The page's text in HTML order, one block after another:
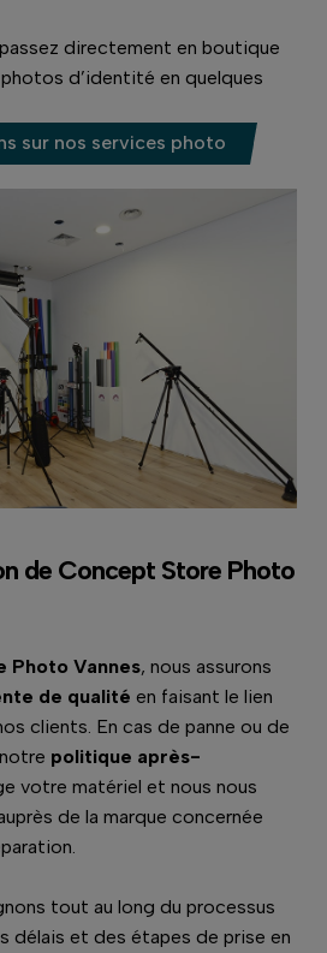
directement en boutique
d’identité en quelques
sur nos services photo
de Concept Store Photo
Photo Vannes, nous assurons
de qualité en faisant le lien
clients. En cas de panne ou de
politique après-
votre matériel et nous nous
de la marque concernée
tout au long du processus
délais et des étapes de prise en